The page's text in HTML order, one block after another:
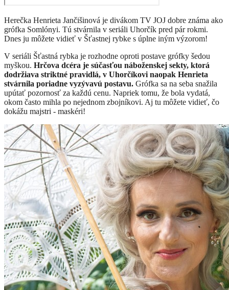
Herečka Henrieta Jančišinová je divákom TV JOJ dobre známa ako
grófka Somlónyi. Tú stvárnila v seriáli Uhorčík pred pár rokmi.
Dnes ju môžete vidieť v Šťastnej rybke s úplne iným výzorom!
V seriáli Šťastná rybka je rozhodne oproti postave grófky šedou
myškou. Hrčova dcéra je súčasťou náboženskej sekty, ktorá
dodržiava striktné pravidlá, v Uhorčíkovi naopak Henrieta
stvárnila poriadne vyzývavú postavu. Grófka sa na seba snažila
upútať pozornosť za každú cenu. Napriek tomu, že bola vydatá,
okom často mihla po nejednom zbojníkovi. Aj tu môžete vidieť, čo
dokážu majstri - maskéri!